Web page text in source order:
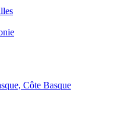
Côte Basque